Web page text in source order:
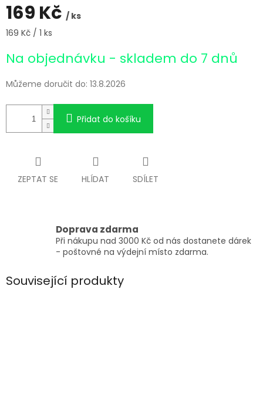
169 Kč / ks
Měrná
169 Kč / 1 ks
Na objednávku - skladem do 7 dnů
Můžeme doručit do: 13.8.2026
Přidat do košíku
ZEPTAT SE HLÍDAT SDÍLET
Doprava zdarma
Při nákupu nad 3000 Kč od nás dostanete dárek
- poštovné na výdejní místo zdarma.
Související produkty